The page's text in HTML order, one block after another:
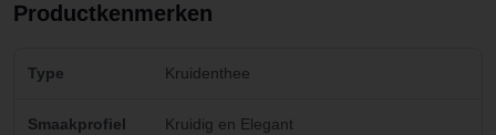
Productkenmerken
Type Kruidenthee
Smaakprofiel Kruidig en Elegant